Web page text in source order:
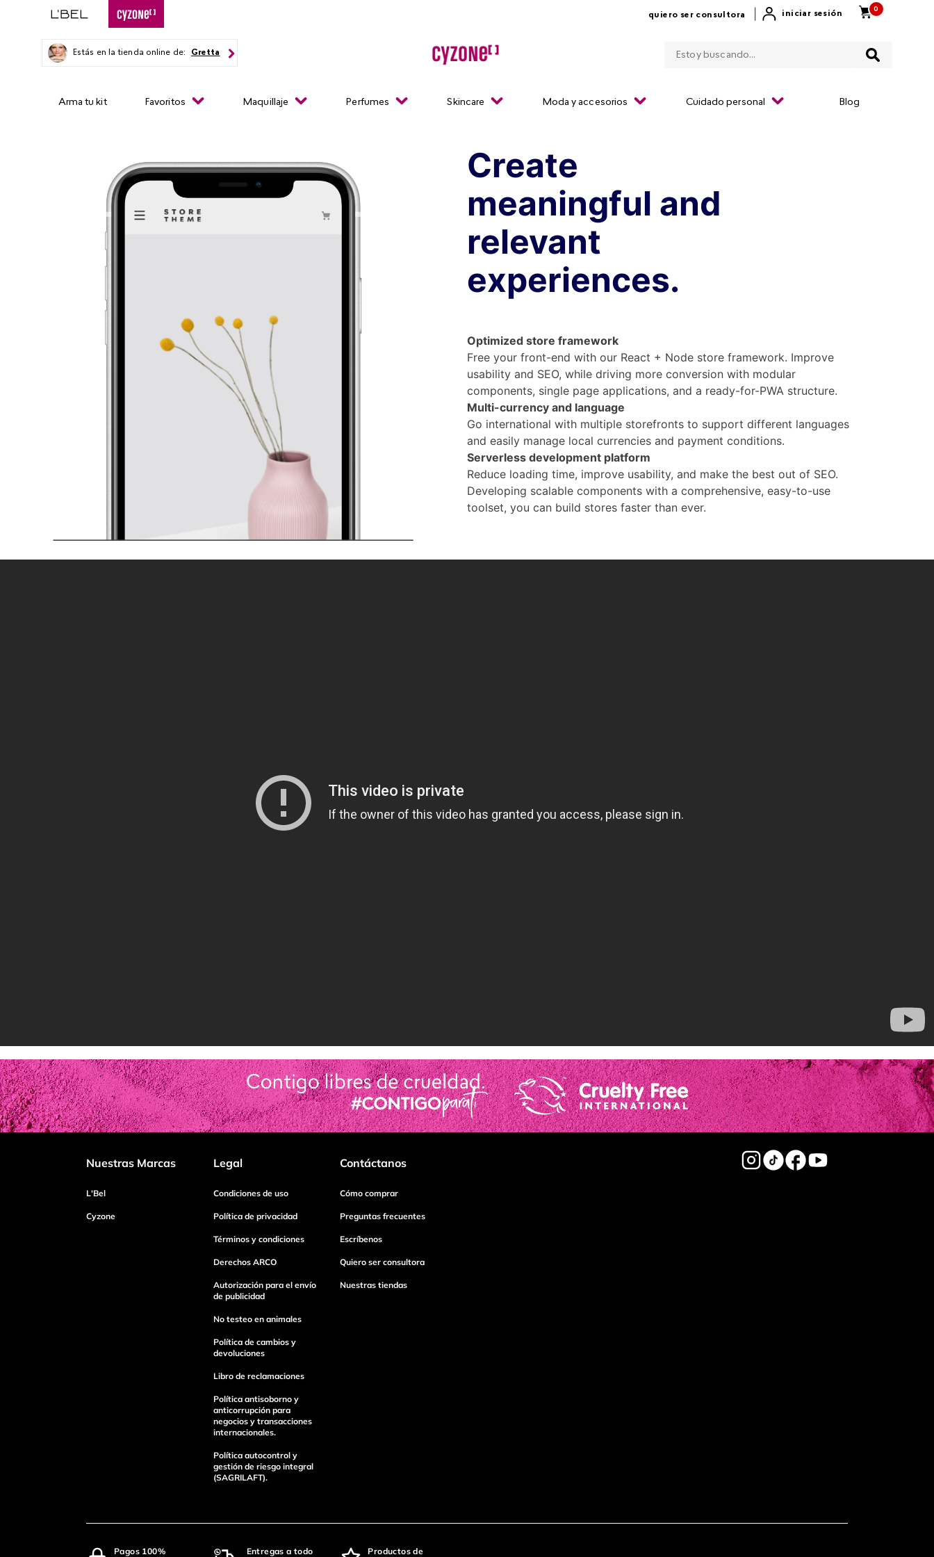
quiero ser consultora iniciar sesión
0
Estás en la tienda online de: Gretta
Arma tu kit Favoritos Maquillaje Perfumes Skincare Moda y accesorios Cuidado personal Blog
Create
meaningful and
relevant
experiences.
Optimized store framework
Free your front-end with our React + Node store framework. Improve
usability and SEO, while driving more conversion with modular
components, single page applications, and a ready-for-PWA structure.
Multi-currency and language
Go international with multiple storefronts to support different languages
and easily manage local currencies and payment conditions.
Serverless development platform
Reduce loading time, improve usability, and make the best out of SEO.
Developing scalable components with a comprehensive, easy-to-use
toolset, you can build stores faster than ever.
Nuestras Marcas
L'Bel
Cyzone
Legal
Condiciones de uso
Política de privacidad
Términos y condiciones
Derechos ARCO
Autorización para el envío
de publicidad
No testeo en animales
Política de cambios y
devoluciones
Libro de reclamaciones
Política antisoborno y
anticorrupción para
negocios y transacciones
internacionales.
Política autocontrol y
gestión de riesgo integral
(SAGRILAFT).
Contáctanos
Cómo comprar
Preguntas frecuentes
Escríbenos
Quiero ser consultora
Nuestras tiendas
Pagos 100% Entregas a todo Productos de